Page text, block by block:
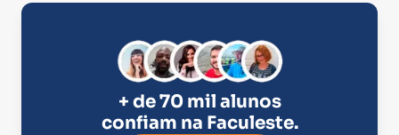
+ de 70 mil alunos
confiam na Faculeste.